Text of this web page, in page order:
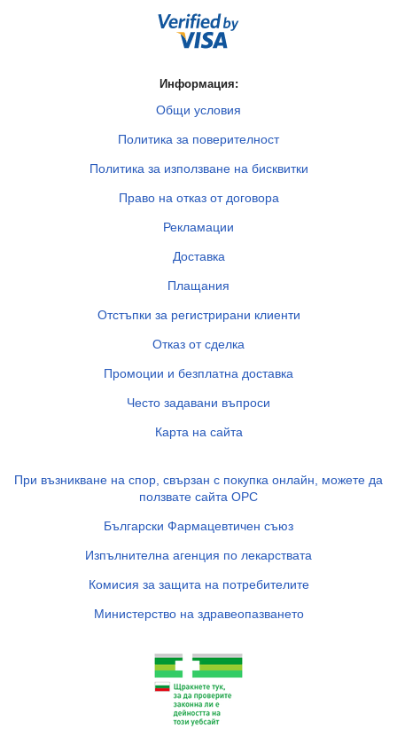
Информация:
Общи условия
Политика за поверителност
Политика за използване на бисквитки
Право на отказ от договора
Рекламации
Доставка
Плащания
Отстъпки за регистрирани клиенти
Отказ от сделка
Промоции и безплатна доставка
Често задавани въпроси
Карта на сайта
При възникване на спор, свързан с покупка онлайн, можете да
ползвате сайта ОРС
Български Фармацевтичен съюз
Изпълнителна агенция по лекарствата
Комисия за защита на потребителите
Министерство на здравеопазването